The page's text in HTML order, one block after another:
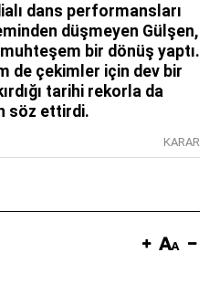
dans performansları
düşmeyen Gülşen,
bir dönüş yaptı.
de çekimler için dev bir
tarihi rekorla da
söz ettirdi.
KARAR